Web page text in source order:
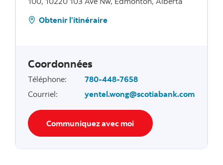
Obtenir l’itinéraire
Coordonnées
Téléphone:
780-448-7658
Courriel: yentel.wong@scotiabank.com
Communiquez avec moi